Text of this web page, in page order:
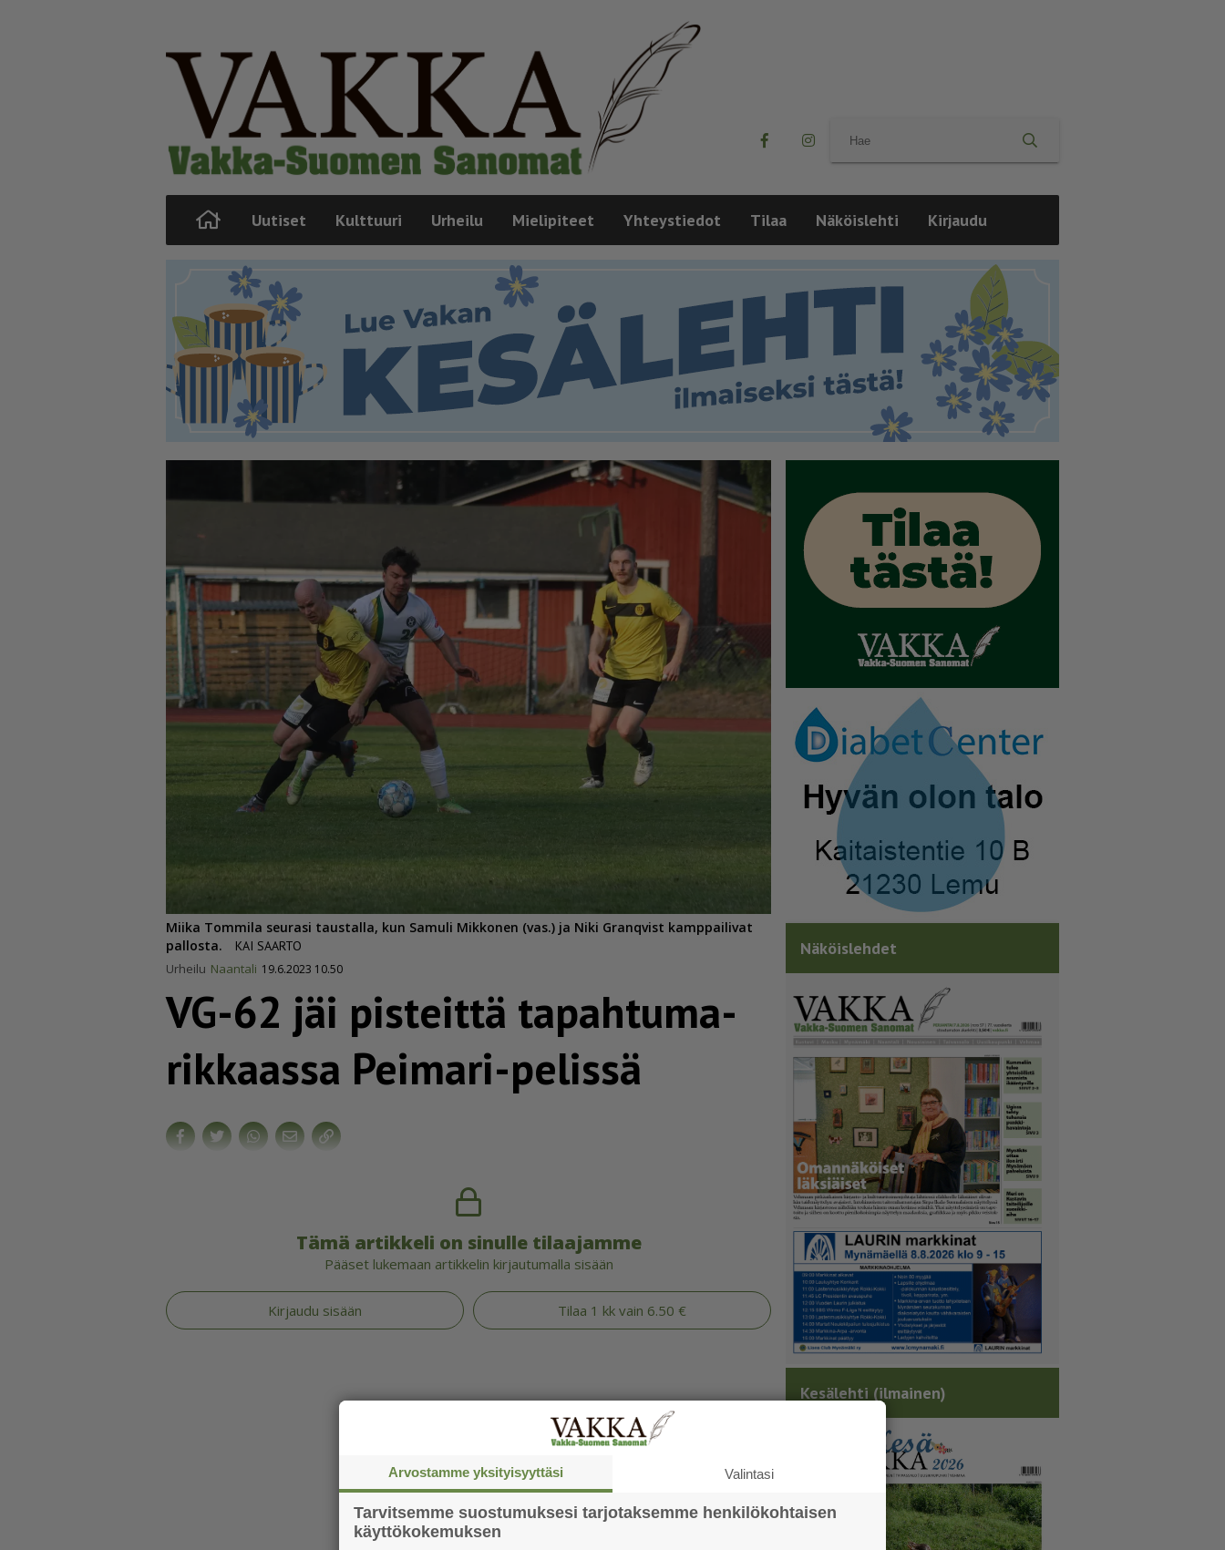
Uutiset Kulttuuri Urheilu Mielipiteet Yhteystiedot Tilaa Näköislehti Kirjaudu
Miika Tommila seurasi taustalla, kun Samuli Mikkonen (vas.) ja Niki Granqvist kamppailivat
pallosta.
KAI SAARTO
Urheilu Naantali 19.6.2023 10.50
VG-62 jäi pisteittä tapah­tu­ma­
rik­kaassa Peimari-pelissä
Tämä artikkeli on sinulle tilaajamme
Pääset lukemaan artikkelin kirjautumalla sisään
Kirjaudu sisään Tilaa 1 kk vain 6.50 €
Näköislehdet
Kesälehti (ilmainen)
Arvostamme yksityisyyttäsi Valintasi
Tarvitsemme suostumuksesi tarjotaksemme henkilökohtaisen
käyttökokemuksen